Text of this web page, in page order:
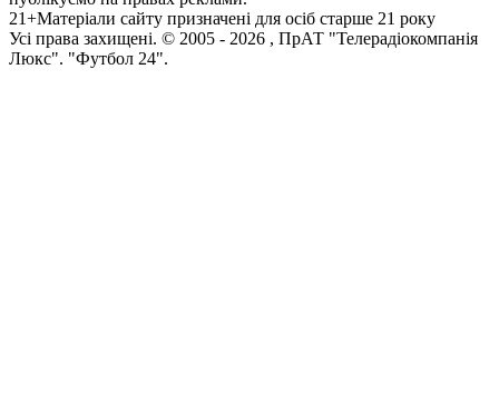
21+Матеріали сайту призначені для осіб старше 21 року
Усi права захищенi. © 2005 - 2026 , ПрАТ "Телерадіокомпанія
Люкс". "Футбол 24".